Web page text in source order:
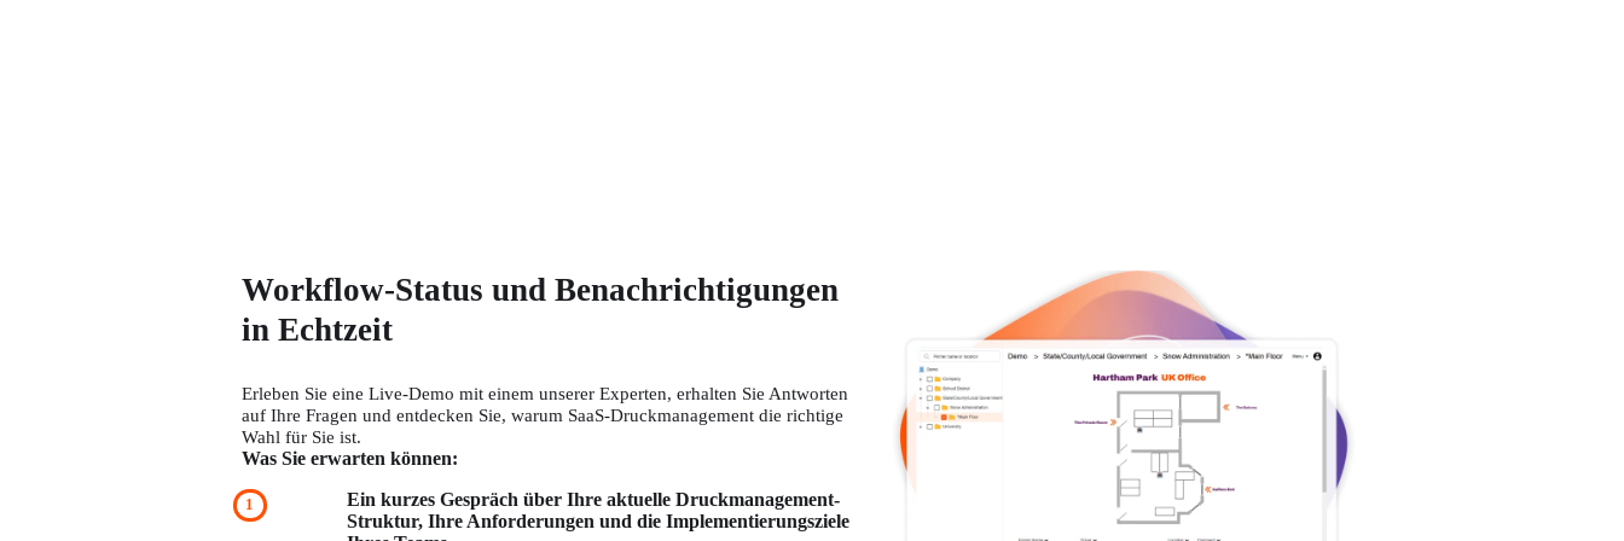
Workflow-Status und Benachrichtigungen
in Echtzeit
Erleben Sie eine Live-Demo mit einem unserer Experten, erhalten Sie Antworten
auf Ihre Fragen und entdecken Sie, warum SaaS-Druckmanagement die richtige
Wahl für Sie ist.
Was Sie erwarten können:
Ein kurzes Gespräch über Ihre aktuelle Druckmanagement-
Struktur, Ihre Anforderungen und die Implementierungsziele